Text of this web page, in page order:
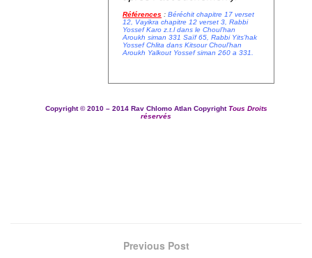
Références : Béréchit chapitre 17 verset
12, Vayikra chapitre 12 verset 3, Rabbi
Yossef Karo z.t.l dans le Choul’han
Aroukh siman 331 Saïf 65, Rabbi Yits’hak
Yossef Chlita dans Kitsour Choul’han
Aroukh Yalkout Yossef siman 260 a 331
Copyright ©2010 – 2014 Rav Chlomo Atlan Copyright Tous Droits
réservés
Previous Post